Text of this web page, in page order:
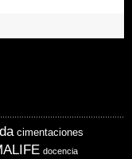
cimentaciones
docencia